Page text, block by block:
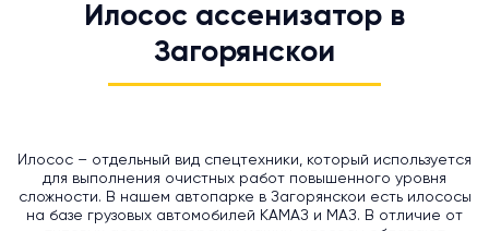
Илосос ассенизатор в
Загорянскои
Илосос – отдельный вид спецтехники, который используется
для выполнения очистных работ повышенного уровня
сложности. В нашем автопарке в Загорянскои есть илососы
на базе грузовых автомобилей КАМАЗ и МАЗ. В отличие от